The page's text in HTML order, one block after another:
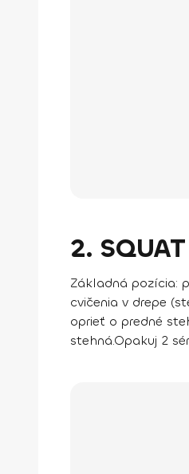
2.
Základná pozícia:
cvičenia v drepe
oprieť o predné
stehná.Opakuj 2